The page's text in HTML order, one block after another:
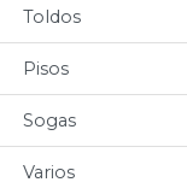
Toldos
Pisos
Sogas
Varios